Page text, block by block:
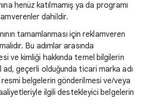
henüz katılmamış ya da programı
dahildir.
tamamlanması için reklamveren
Bu adımlar arasında
ve kimliği hakkında temel bilgilerin
ad, geçerli olduğunda ticari marka adı
belgelerin gönderilmesi ve/veya
ilgili destekleyici belgelerin